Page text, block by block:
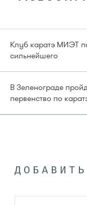
Клуб каратэ МИЭТ
сильнейшего
В Зеленограде
первенство по